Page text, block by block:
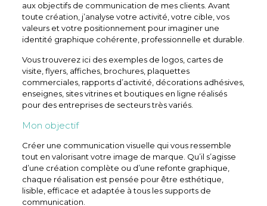
aux objectifs de communication de mes clients. Avant
toute création, j’analyse votre activité, votre cible, vos
valeurs et votre positionnement pour imaginer une
identité graphique cohérente, professionnelle et durable.
Vous trouverez ici des exemples de logos, cartes de
visite, flyers, affiches, brochures, plaquettes
commerciales, rapports d’activité, décorations adhésives,
enseignes, sites vitrines et boutiques en ligne réalisés
pour des entreprises de secteurs très variés.
Mon objectif
Créer une communication visuelle qui vous ressemble
tout en valorisant votre image de marque. Qu’il s’agisse
d’une création complète ou d’une refonte graphique,
chaque réalisation est pensée pour être esthétique,
lisible, efficace et adaptée à tous les supports de
communication.